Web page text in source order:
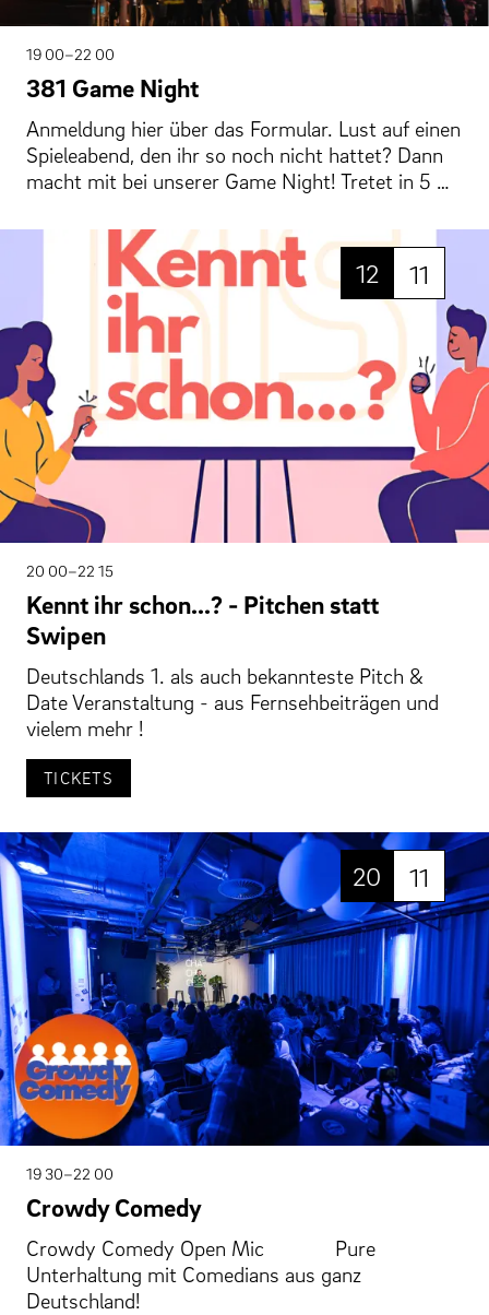
19 00–22 00
381 Game Night
Anmeldung hier über das Formular. Lust auf einen
Spieleabend, den ihr so noch nicht hattet? Dann
macht mit bei unserer Game Night! Tretet in 5 …
12 11
20 00–22 15
Kennt ihr schon...? - Pitchen statt
Swipen
Deutschlands 1. als auch bekannteste Pitch &
Date Veranstaltung - aus Fernsehbeiträgen und
vielem mehr !
TICKETS
20 11
19 30–22 00
Crowdy Comedy
Crowdy Comedy Open Mic Pure
Unterhaltung mit Comedians aus ganz
Deutschland!